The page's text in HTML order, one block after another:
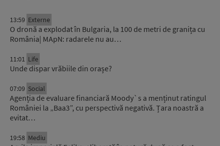
13:59 Externe
O dronă a explodat în Bulgaria, la 100 de metri de granița cu
România| MApN: radarele nu au…
11:01 Life
Unde dispar vrăbiile din orașe?
07:09 Social
Agenția de evaluare financiară Moody`s a menținut ratingul
României la „Baa3”, cu perspectivă negativă. Țara noastră a
evitat…
19:58 Mediu